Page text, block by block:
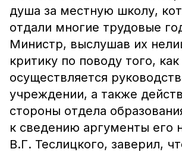
душа за местную школу,
отдали многие трудовые
Министр, выслушав их
критику по поводу того, как
осуществляется
учреждении, а также
стороны отдела
к сведению аргументы его
В.Г. Теслицкого, заверил,